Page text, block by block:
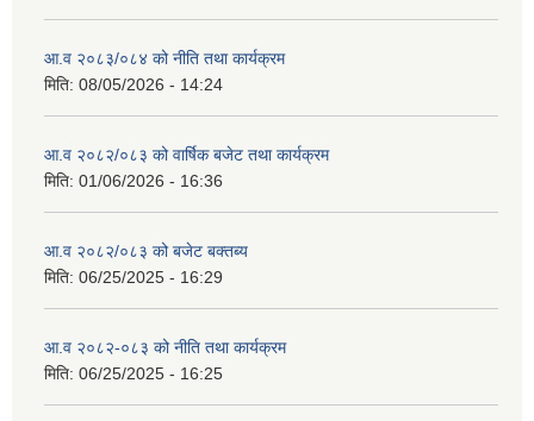
आ.व २०८३/०८४ को नीति तथा कार्यक्रम
मिति: 08/05/2026 - 14:24
आ.व २०८२/०८३ को वार्षिक बजेट तथा कार्यक्रम
मिति: 01/06/2026 - 16:36
आ.व २०८२/०८३ को बजेट बक्तब्य
मिति: 06/25/2025 - 16:29
आ.व २०८२-०८३ को नीति तथा कार्यक्रम
मिति: 06/25/2025 - 16:25